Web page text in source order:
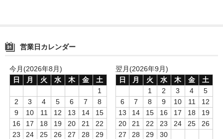
営業日カレンダー
今月(2026年8月)
日
月 火 水 木 金
土
1
2
3 4 5 6 7
8
9
10 11 12 13 14
15
16
17 18 19 20 21
22
23
24 25 26 27 28 29
翌月(2026年9月)
日
月 火 水 木 金
土
1
2 3 4
5
6
7 8 9 10 11
12
13
14 15 16 17 18
19
20
21 22 23 24 25
26
27
28 29 30